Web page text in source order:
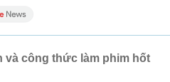
và công thức làm phim hốt